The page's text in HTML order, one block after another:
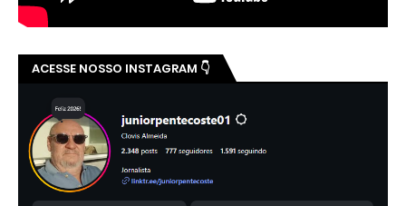
ACESSE NOSSO INSTAGRAM 👇